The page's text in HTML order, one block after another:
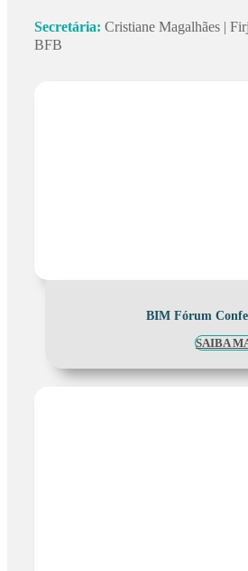
Secretária: Cristiane Magalhães |
BFB
BIM Fórum
SAIBA